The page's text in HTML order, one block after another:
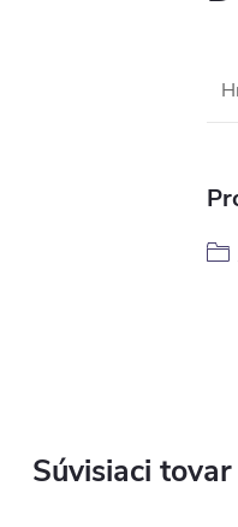
Súvisiaci tovar